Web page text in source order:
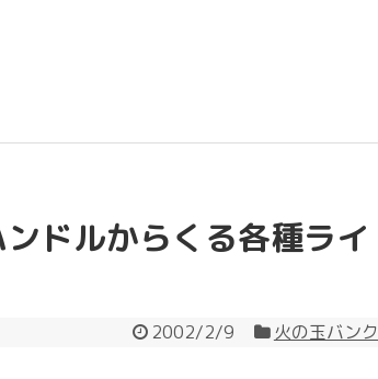
ドルからくる各種ライ
2002/2/9 火の玉バンク